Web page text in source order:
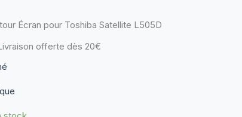
Écran pour Toshiba Satellite L505D
offerte dès 20€